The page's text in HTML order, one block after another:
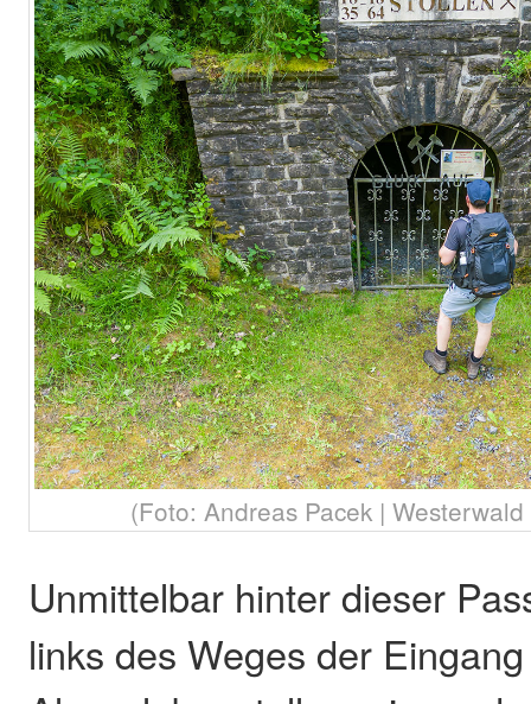
(Foto: Andreas Pacek |
Unmittelbar hinter dieser
links des Weges der